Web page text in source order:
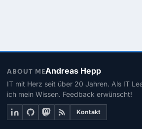
ABOUT MEAndreas Hepp
IT mit Herz seit über 20 Jahren. Als IT
ich mein Wissen. Feedback erwünscht!
Kontakt